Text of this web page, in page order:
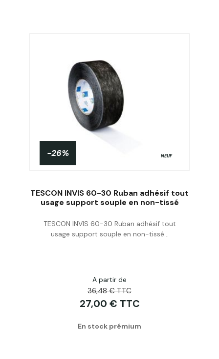
Acheter
-26% NEUF
TESCON INVIS 60-30 Ruban adhésif tout
usage support souple en non-tissé
TESCON INVIS 60-30 Ruban adhésif tout
usage support souple en non-tissé...
A partir de
36,48 € TTC
27,00 € TTC
En stock prémium